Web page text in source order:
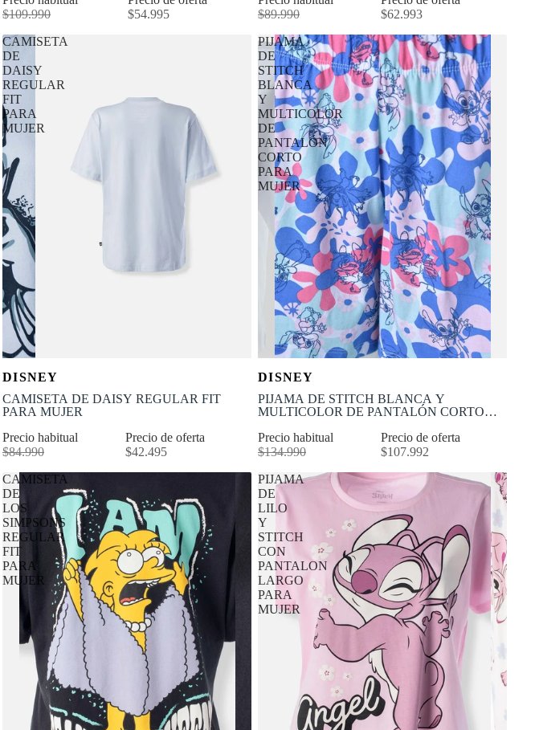
$54.995
$109.990
$62.993
$89.990
CAMISETA
DE
DAISY
REGULAR
FIT
PARA
MUJER
-50% OFF
XS S M L XL
DISNEY
CAMISETA DE DAISY REGULAR FIT
PARA MUJER
Precio de oferta
$42.495
Precio habitual
$84.990
PIJAMA
DE
STITCH
BLANCA
Y
MULTICOLOR
DE
PANTALÓN
CORTO
PARA
MUJER
-20% OFF
XS S M L
DISNEY
PIJAMA DE STITCH BLANCA Y
MULTICOLOR DE PANTALÓN CORTO
Precio de oferta
$107.992
Precio habitual
$134.990
CAMISETA
DE
LOS
SIMPSONS
REGULAR
FIT
PARA
MUJER
PIJAMA
DE
LILO
Y
STITCH
CON
PANTALON
LARGO
PARA
MUJER